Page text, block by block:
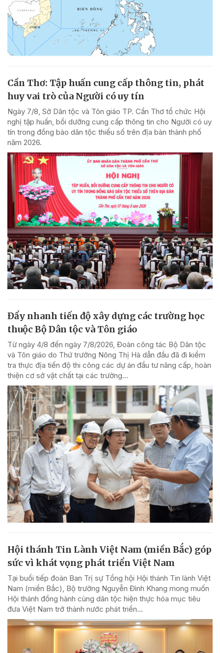
Cần Thơ: Tập huấn cung cấp thông tin, phát
huy vai trò của Người có uy tín
Ngày 7/8, Sở Dân tộc và Tôn giáo TP. Cần Thơ tổ chức Hội
nghị tập huấn, bồi dưỡng cung cấp thông tin cho Người có uy
tín trong đồng bào dân tộc thiểu số trên địa bàn thành phố
năm 2026.
Đẩy nhanh tiến độ xây dựng các trường học
thuộc Bộ Dân tộc và Tôn giáo
Từ ngày 4/8 đến ngày 7/8/2026, Đoàn công tác Bộ Dân tộc
và Tôn giáo do Thứ trưởng Nông Thị Hà dẫn đầu đã đi kiểm
tra thực địa tiến độ thi công các dự án đầu tư nâng cấp, hoàn
thiện cơ sở vật chất tại các trường...
Hội thánh Tin Lành Việt Nam (miền Bắc) góp
sức vì khát vọng phát triển Việt Nam
Tại buổi tiếp đoàn Ban Trị sự Tổng hội Hội thánh Tin lành Việt
Nam (miền Bắc), Bộ trưởng Nguyễn Đình Khang mong muốn
Hội thánh đồng hành cùng dân tộc hiện thực hóa mục tiêu
đưa Việt Nam trở thành nước phát triển...